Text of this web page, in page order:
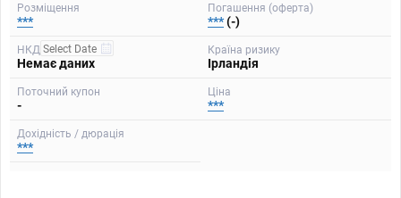
Розміщення
***
Погашення (оферта)
***(-)
НКД
Немає даних
Країна ризику
Ірландія
Поточний купон
-
Ціна
***
Дохідність / дюрація
***